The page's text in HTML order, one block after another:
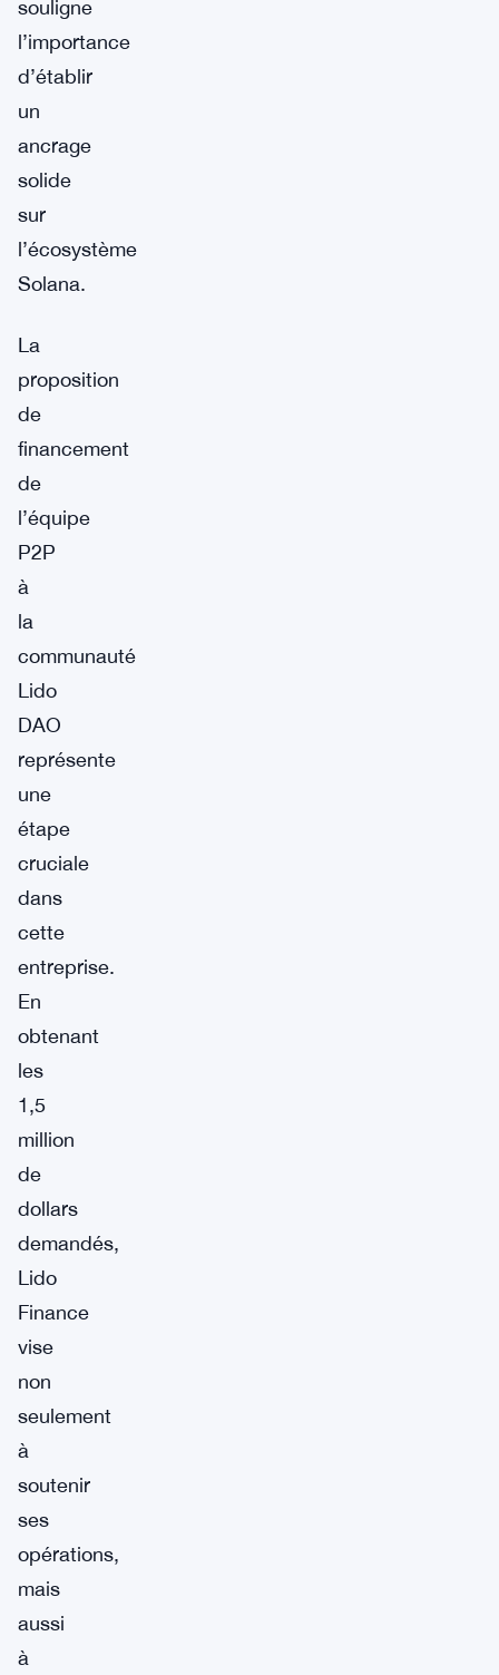
souligne
l’importance
d’établir
un
ancrage
solide
sur
l’écosystème
Solana.
La
proposition
de
financement
de
l’équipe
P2P
à
la
communauté
Lido
DAO
représente
une
étape
cruciale
dans
cette
entreprise.
En
obtenant
les
1,5
million
de
dollars
demandés,
Lido
Finance
vise
non
seulement
à
soutenir
ses
opérations,
mais
aussi
à